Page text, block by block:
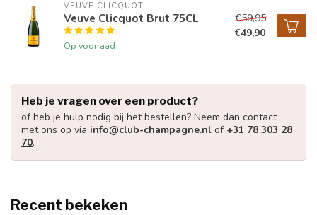
VEUVE CLICQUOT
Veuve Clicquot Brut 75CL
Op voorraad
€59,95
€49,90
Heb je vragen over een product?
of heb je hulp nodig bij het bestellen? Neem dan contact
met ons op via info@club-champagne.nl of +31 78 303 28
70.
Recent bekeken